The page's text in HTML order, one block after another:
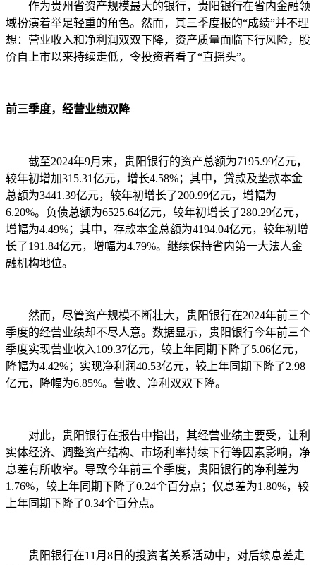
作为贵州省资产规模最大的银行，贵阳银行在省内金融领
域扮演着举足轻重的角色。然而，其三季度报的“成绩”并不理
想：营业收入和净利润双双下降，资产质量面临下行风险，股
价自上市以来持续走低，令投资者看了“直摇头”。
前三季度，经营业绩双降
截至2024年9月末，贵阳银行的资产总额为7195.99亿元，
较年初增加315.31亿元，增长4.58%；其中，贷款及垫款本金
总额为3441.39亿元，较年初增长了200.99亿元，增幅为
6.20%。负债总额为6525.64亿元，较年初增长了280.29亿元，
增幅为4.49%；其中，存款本金总额为4194.04亿元，较年初增
长了191.84亿元，增幅为4.79%。继续保持省内第一大法人金
融机构地位。
然而，尽管资产规模不断壮大，贵阳银行在2024年前三个
季度的经营业绩却不尽人意。数据显示，贵阳银行今年前三个
季度实现营业收入109.37亿元，较上年同期下降了5.06亿元，
降幅为4.42%；实现净利润40.53亿元，较上年同期下降了2.98
亿元，降幅为6.85%。营收、净利双双下降。
对此，贵阳银行在报告中指出，其经营业绩主要受，让利
实体经济、调整资产结构、市场利率持续下行等因素影响，净
息差有所收窄。导致今年前三个季度，贵阳银行的净利差为
1.76%，较上年同期下降了0.24个百分点；仅息差为1.80%，较
上年同期下降了0.34个百分点。
贵阳银行在11月8日的投资者关系活动中，对后续息差走